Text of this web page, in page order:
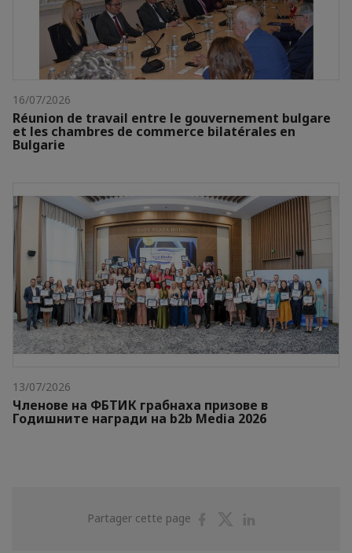
16/07/2026
Réunion de travail entre le gouvernement bulgare
et les chambres de commerce bilatérales en
Bulgarie
13/07/2026
Членове на ФБТИК грабнаха призове в
Годишните награди на b2b Media 2026
Partager cette page
PartagerPartager